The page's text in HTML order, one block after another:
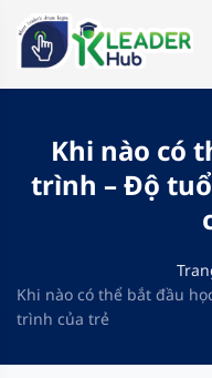
Khi nào có
trình – Độ
Khi nào có thể bắt đầu
trình của trẻ